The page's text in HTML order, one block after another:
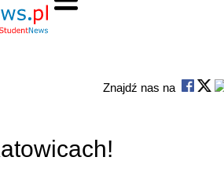
Znajdź nas na